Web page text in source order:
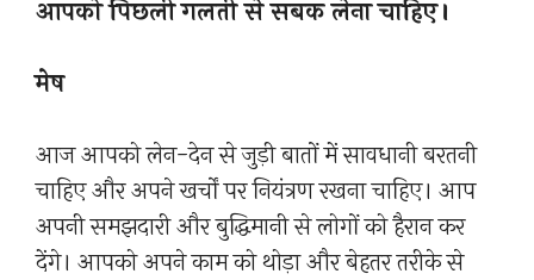
आपको पिछली गलती से सबक लेना चाहिए।
मेष
आज आपको लेन-देन से जुड़ी बातों में सावधानी बरतनी
चाहिए और अपने खर्चों पर नियंत्रण रखना चाहिए। आप
अपनी समझदारी और बुद्धिमानी से लोगों को हैरान कर
देंगे। आपको अपने काम को थोड़ा और बेहतर तरीके से